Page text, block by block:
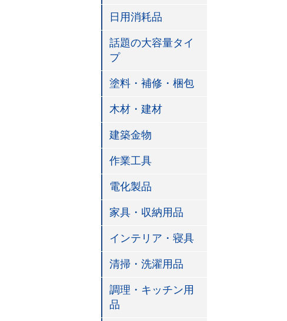
日用消耗品
話題の大容量タイ
プ
塗料・補修・梱包
木材・建材
建築金物
作業工具
電化製品
家具・収納用品
インテリア・寝具
清掃・洗濯用品
調理・キッチン用
品